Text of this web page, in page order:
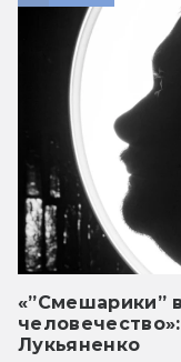
«”Смешарики”
Лукьяненко